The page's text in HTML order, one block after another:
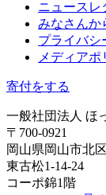
ニュースレ
みなさんか
プライバシ
メディアポ
寄付をする
一般社団法人 ほ
〒700-0921
岡山県岡山市北区
東古松1-14-24
コーポ錦1階